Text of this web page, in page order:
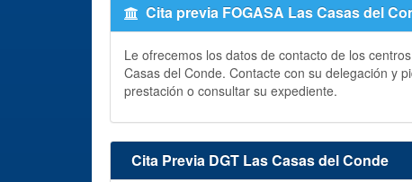
Cita previa FOGASA Las Casas del
Le ofrecemos los datos de contacto de los
Casas del Conde. Contacte con su delegación y
prestación o consultar su expediente.
Cita Previa DGT Las Casas del Conde